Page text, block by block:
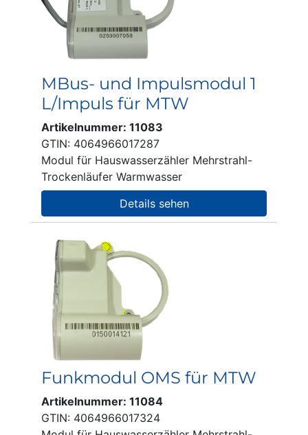
MBus- und Impulsmodul 1
L/Impuls für MTW
Artikelnummer: 11083
GTIN: 4064966017287
Modul für Hauswasserzähler Mehrstrahl-
Trockenläufer Warmwasser
Details sehen
Funkmodul OMS für MTW
Artikelnummer: 11084
GTIN: 4064966017324